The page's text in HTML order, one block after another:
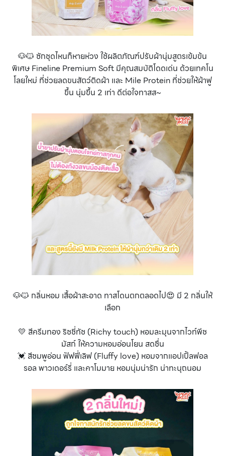
🐶🐱 ซักชุดไหนก็หายห่วง ใช้ผลิตภัณฑ์ปรับผ้านุ่มสูตรเข้มข้น
พิเศษ Fineline Premium Soft มีคุณสมบัติโดดเด่น ด้วยเทคโน
โลยใหม่ ที่ช่วยลดขนสัตว์ติดผ้า และ Mile Protein ที่ช่วยให้ผ้าฟู
ขึ้น นุ่มขึ้น 2 เท่า ดีต่อใจทาสส~
🐶🐱 กลิ่นหอม เสื้อผ้าสะอาด ทาสโดนตกตลอดไป😍 มี 2 กลิ่นให้
เลือก
💛 สีครีมทอง ริชชี่ทัช (Richy touch) หอมละมุนจากไวท์พีช
มัสก์ ให้ความหอมอ่อนโยน สดชื่น
💓 สีชมพูอ่อน ฟัฟฟี่เลิฟ (Fluffy love) หอมจากแอปเปิ้ลฟอล
รอล พาวเดอร์รี่ และคาโมมาย หอมนุ่มน่ารัก น่าทะนุถนอม